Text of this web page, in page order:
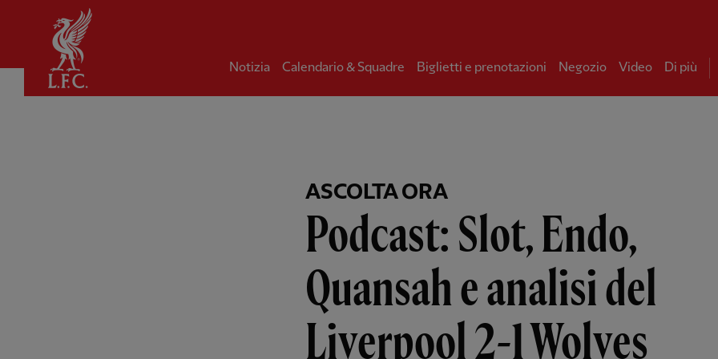
Notizia Calendario & Squadre Biglietti e prenotazioni Negozio Video Di più
ASCOLTA ORA
Podcast: Slot, Endo,
Quansah e analisi del
Liverpool 2-1 Wolves